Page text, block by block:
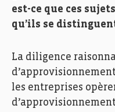
est-ce que ces
qu’ils se
La diligence
les entreprises